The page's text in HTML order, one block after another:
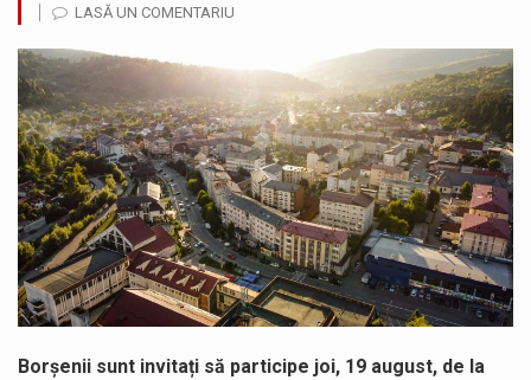
Temperaturile ridicate constituie factori agresivi asupra sănătăţii, extrem de nocivi, ce pot deregla echilibrul organismului. Prea multă căldură nu este…
Directorul OCPI Maramures, Daniela-Onița Ivascu, a venit cu un răspuns pentru cei care s-au intrebat în aceste zile: Dacă aplicațiile…
Testarea independentă a sistemului e-Terra, realizată de STS, DNSC și Cyberint, a mai parcurs o rundă de evaluare. Un număr…
Vremea va fi caniculară. Disconfortul termic va fi accentuat, iar indicele temperatură-umezeală (ITU) va depăși pragul critic de 80 de…
A fost finalizat proiectul care prevede un nou spatiu de joacă pentru copiii din localitatea Tulghieș. Primarul comunei Miresu Mare,…
LASĂ UN COMENTARIU
Borșenii sunt invitați să participe joi, 19 august, de la